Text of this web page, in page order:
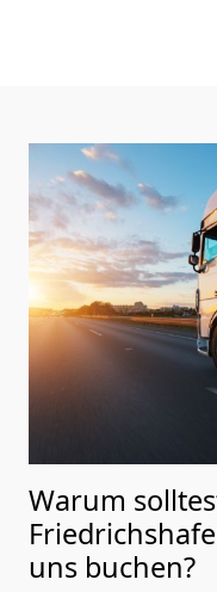
Warum
uns buchen?